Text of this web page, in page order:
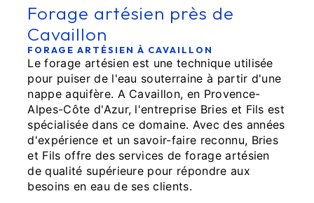
Forage artésien près de
Cavaillon
FORAGE ARTÉSIEN À CAVAILLON
Le forage artésien est une technique utilisée
pour puiser de l'eau souterraine à partir d'une
nappe aquifère. A Cavaillon, en Provence-
Alpes-Côte d'Azur, l'entreprise Bries et Fils est
spécialisée dans ce domaine. Avec des années
d'expérience et un savoir-faire reconnu, Bries
et Fils offre des services de forage artésien
de qualité supérieure pour répondre aux
besoins en eau de ses clients.